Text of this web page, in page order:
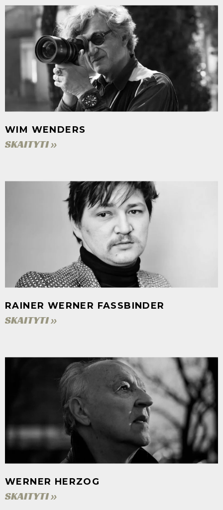
WIM WENDERS
SKAITYTI »
RAINER WERNER FASSBINDER
SKAITYTI »
WERNER HERZOG
SKAITYTI »